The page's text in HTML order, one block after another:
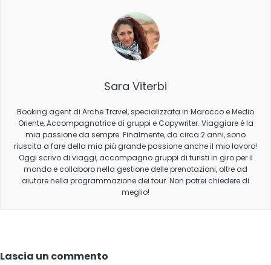
Sara Viterbi
Booking agent di Arche Travel, specializzata in Marocco e Medio
Oriente, Accompagnatrice di gruppi e Copywriter. Viaggiare è la
mia passione da sempre. Finalmente, da circa 2 anni, sono
riuscita a fare della mia più grande passione anche il mio lavoro!
Oggi scrivo di viaggi, accompagno gruppi di turisti in giro per il
mondo e collaboro nella gestione delle prenotazioni, oltre ad
aiutare nella programmazione dei tour. Non potrei chiedere di
meglio!
Lascia un commento